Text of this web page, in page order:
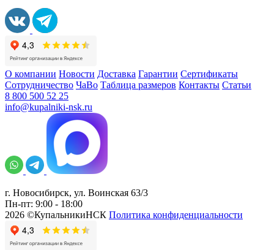
О компании Новости Доставка Гарантии Сертификаты
Сотрудничество ЧаВо Таблица размеров Контакты Статьи
8 800 500 52 25
info@kupalniki-nsk.ru
г. Новосибирск, ул. Воинская 63/3
Пн-пт: 9:00 - 18:00
2026 ©КупальникиНСК Политика конфиденциальности